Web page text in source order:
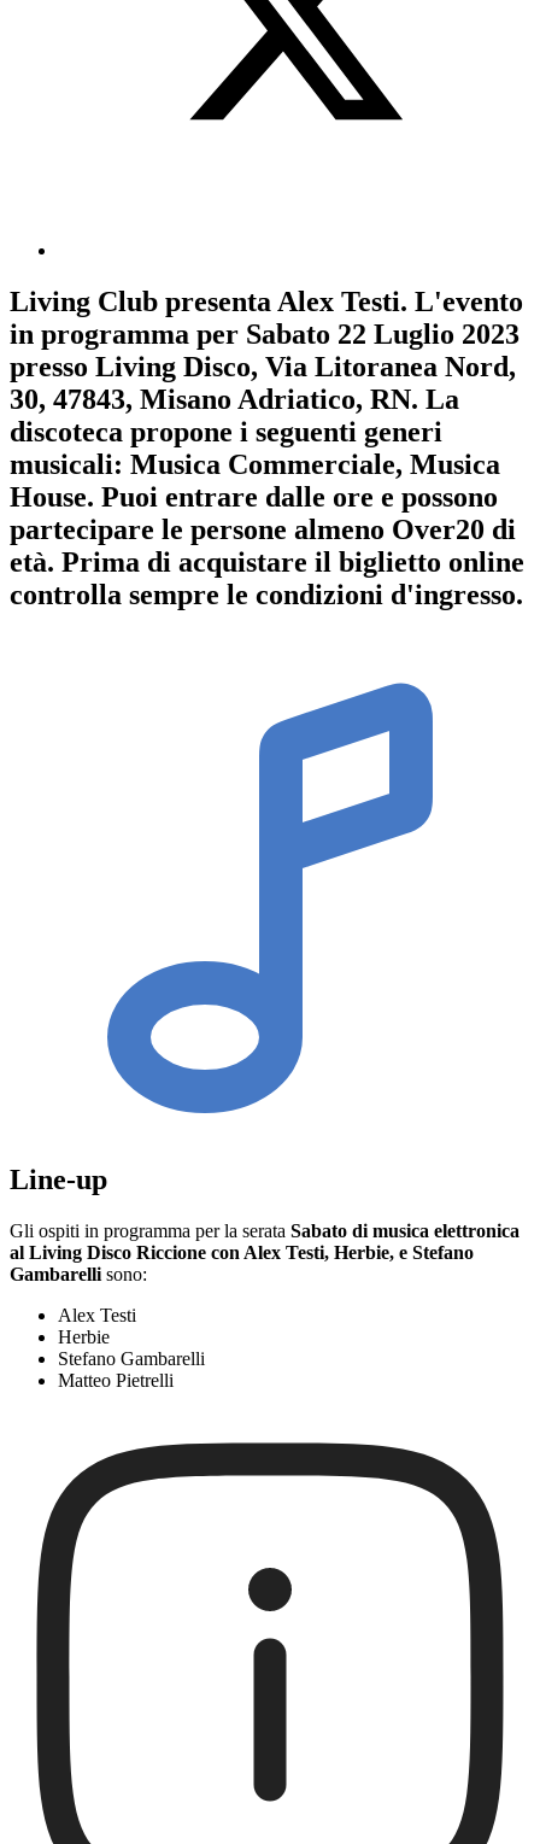
Living Club presentaAlex Testi. L'evento
in programma per Sabato 22 Luglio 2023
presso Living Disco, Via Litoranea Nord,
30, 47843, Misano Adriatico, RN. La
discoteca propone i seguenti generi
musicali: Musica Commerciale, Musica
House. Puoi entrare dalle ore e possono
partecipare le persone almeno Over20 di
età. Prima di acquistare il biglietto online
controlla sempre le condizioni d'ingresso.
Line-up
Gli ospiti in programma per la serata Sabato di musica elettronica
al Living Disco Riccione con Alex Testi, Herbie, e Stefano
Gambarelli sono:
Alex Testi
Herbie
Stefano Gambarelli
Matteo Pietrelli